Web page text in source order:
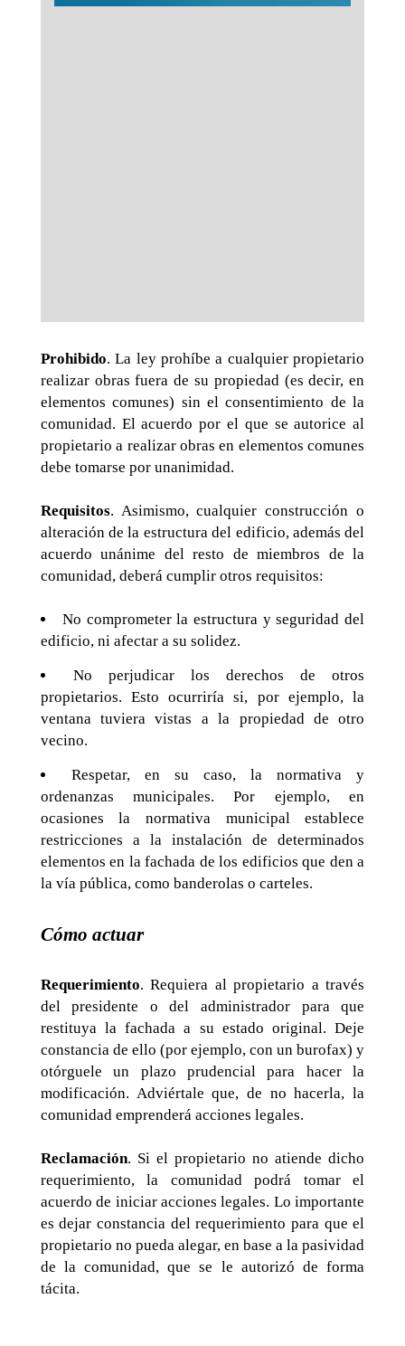
Prohibido. La ley prohíbe a cualquier propietario
realizar obras fuera de su propiedad (es decir, en
elementos comunes) sin el consentimiento de la
comunidad. El acuerdo por el que se autorice al
propietario a realizar obras en elementos comunes
debe tomarse por unanimidad.
Requisitos. Asimismo, cualquier construcción o
alteración de la estructura del edificio, además del
acuerdo unánime del resto de miembros de la
comunidad, deberá cumplir otros requisitos:
No comprometer la estructura y seguridad del
edificio, ni afectar a su solidez.
No perjudicar los derechos de otros
propietarios. Esto ocurriría si, por ejemplo, la
ventana tuviera vistas a la propiedad de otro
vecino.
Respetar, en su caso, la normativa y
ordenanzas municipales. Por ejemplo, en
ocasiones la normativa municipal establece
restricciones a la instalación de determinados
elementos en la fachada de los edificios que den a
la vía pública, como banderolas o carteles.
Cómo actuar
Requerimiento. Requiera al propietario a través
del presidente o del administrador para que
restituya la fachada a su estado original. Deje
constancia de ello (por ejemplo, con un burofax) y
otórguele un plazo prudencial para hacer la
modificación. Adviértale que, de no hacerla, la
comunidad emprenderá acciones legales.
Reclamación. Si el propietario no atiende dicho
requerimiento, la comunidad podrá tomar el
acuerdo de iniciar acciones legales. Lo importante
es dejar constancia del requerimiento para que el
propietario no pueda alegar, en base a la pasividad
de la comunidad, que se le autorizó de forma
tácita.